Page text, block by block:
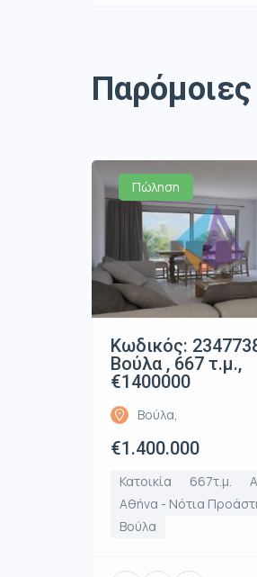
Πώληση
Κωδικός:
Βούλα , 667 τ.μ.,
€1400000
Βούλα,
€1.400.000
Κατοικία 667τ.μ.
Αθήνα - Νότια
Βούλα